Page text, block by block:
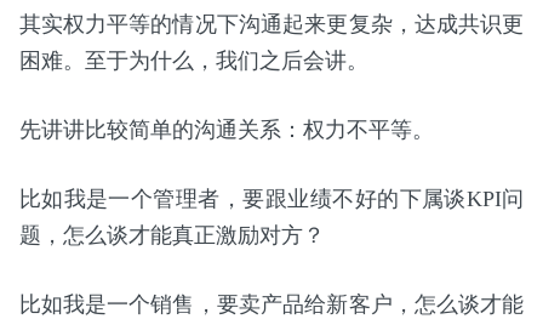
其实权力平等的情况下沟通起来更复杂，达成共识更
困难。至于为什么，我们之后会讲。
先讲讲比较简单的沟通关系：权力不平等。
比如我是一个管理者，要跟业绩不好的下属谈KPI问
题，怎么谈才能真正激励对方？
比如我是一个销售，要卖产品给新客户，怎么谈才能